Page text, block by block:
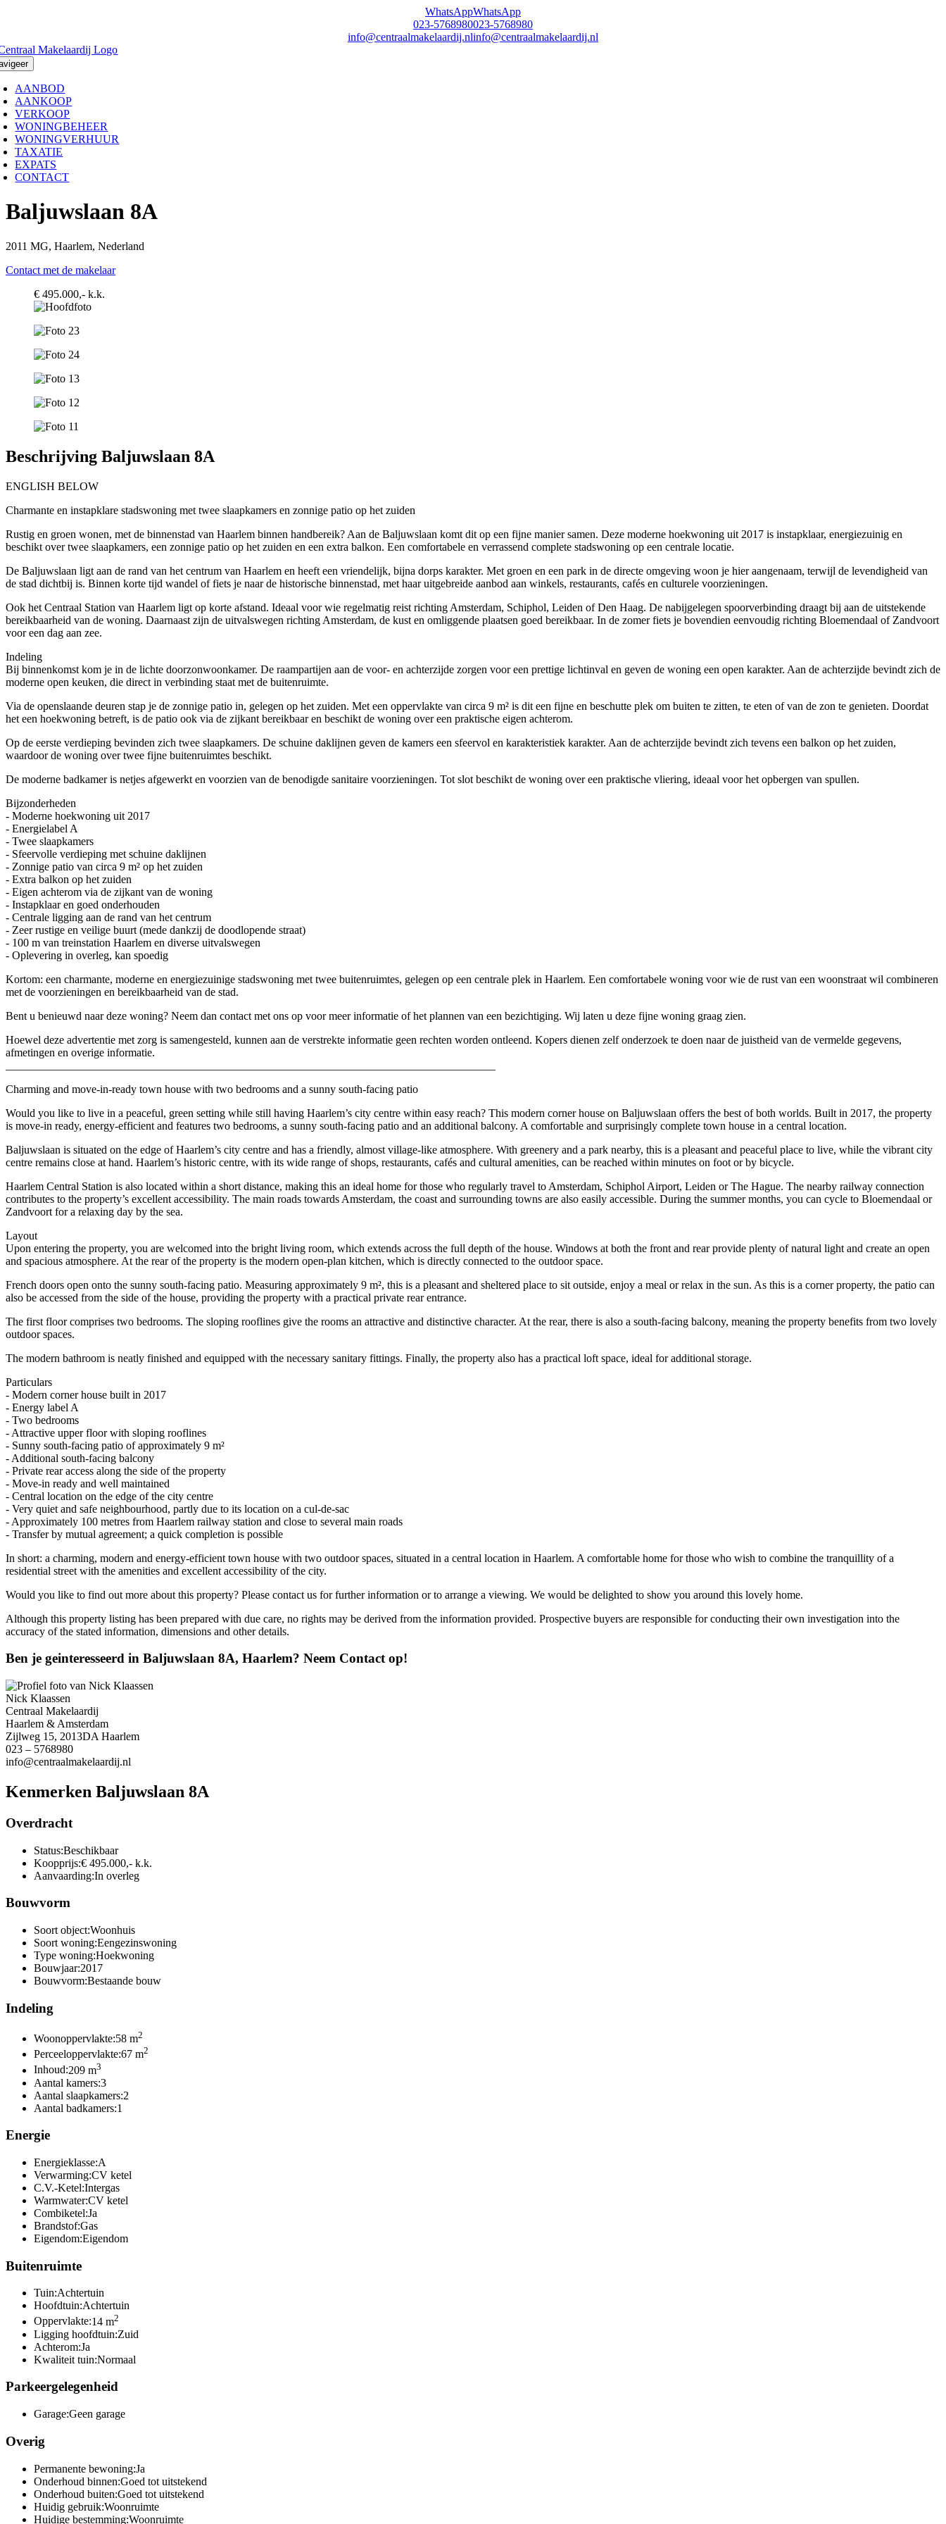
WhatsAppWhatsApp
023-5768980023-5768980
info@centraalmakelaardij.nlinfo@centraalmakelaardij.nl
AANBOD
AANKOOP
VERKOOP
WONINGBEHEER
WONINGVERHUUR
TAXATIE
EXPATS
CONTACT
Baljuwslaan 8A
2011 MG, Haarlem, Nederland
Contact met de makelaar
€ 495.000,- k.k.
Beschrijving Baljuwslaan 8A
ENGLISH BELOW
Charmante en instapklare stadswoning met twee slaapkamers en zonnige patio op het zuiden
Rustig en groen wonen, met de binnenstad van Haarlem binnen handbereik? Aan de Baljuwslaan komt dit op een fijne manier samen. Deze moderne hoekwoning uit 2017 is instapklaar, energiezuinig en
beschikt over twee slaapkamers, een zonnige patio op het zuiden en een extra balkon. Een comfortabele en verrassend complete stadswoning op een centrale locatie.
De Baljuwslaan ligt aan de rand van het centrum van Haarlem en heeft een vriendelijk, bijna dorps karakter. Met groen en een park in de directe omgeving woon je hier aangenaam, terwijl de levendigheid van
de stad dichtbij is. Binnen korte tijd wandel of fiets je naar de historische binnenstad, met haar uitgebreide aanbod aan winkels, restaurants, cafés en culturele voorzieningen.
Ook het Centraal Station van Haarlem ligt op korte afstand. Ideaal voor wie regelmatig reist richting Amsterdam, Schiphol, Leiden of Den Haag. De nabijgelegen spoorverbinding draagt bij aan de uitstekende
bereikbaarheid van de woning. Daarnaast zijn de uitvalswegen richting Amsterdam, de kust en omliggende plaatsen goed bereikbaar. In de zomer fiets je bovendien eenvoudig richting Bloemendaal of Zandvoort
voor een dag aan zee.
Indeling
Bij binnenkomst kom je in de lichte doorzonwoonkamer. De raampartijen aan de voor- en achterzijde zorgen voor een prettige lichtinval en geven de woning een open karakter. Aan de achterzijde bevindt zich de
moderne open keuken, die direct in verbinding staat met de buitenruimte.
Via de openslaande deuren stap je de zonnige patio in, gelegen op het zuiden. Met een oppervlakte van circa 9 m² is dit een fijne en beschutte plek om buiten te zitten, te eten of van de zon te genieten. Doordat
het een hoekwoning betreft, is de patio ook via de zijkant bereikbaar en beschikt de woning over een praktische eigen achterom.
Op de eerste verdieping bevinden zich twee slaapkamers. De schuine daklijnen geven de kamers een sfeervol en karakteristiek karakter. Aan de achterzijde bevindt zich tevens een balkon op het zuiden,
waardoor de woning over twee fijne buitenruimtes beschikt.
De moderne badkamer is netjes afgewerkt en voorzien van de benodigde sanitaire voorzieningen. Tot slot beschikt de woning over een praktische vliering, ideaal voor het opbergen van spullen.
Bijzonderheden
- Moderne hoekwoning uit 2017
- Energielabel A
- Twee slaapkamers
- Sfeervolle verdieping met schuine daklijnen
- Zonnige patio van circa 9 m² op het zuiden
- Extra balkon op het zuiden
- Eigen achterom via de zijkant van de woning
- Instapklaar en goed onderhouden
- Centrale ligging aan de rand van het centrum
- Zeer rustige en veilige buurt (mede dankzij de doodlopende straat)
- 100 m van treinstation Haarlem en diverse uitvalswegen
- Oplevering in overleg, kan spoedig
Kortom: een charmante, moderne en energiezuinige stadswoning met twee buitenruimtes, gelegen op een centrale plek in Haarlem. Een comfortabele woning voor wie de rust van een woonstraat wil combineren
met de voorzieningen en bereikbaarheid van de stad.
Bent u benieuwd naar deze woning? Neem dan contact met ons op voor meer informatie of het plannen van een bezichtiging. Wij laten u deze fijne woning graag zien.
Hoewel deze advertentie met zorg is samengesteld, kunnen aan de verstrekte informatie geen rechten worden ontleend. Kopers dienen zelf onderzoek te doen naar de juistheid van de vermelde gegevens,
afmetingen en overige informatie.
Charming and move-in-ready town house with two bedrooms and a sunny south-facing patio
Would you like to live in a peaceful, green setting while still having Haarlem’s city centre within easy reach? This modern corner house on Baljuwslaan offers the best of both worlds. Built in 2017, the property
is move-in ready, energy-efficient and features two bedrooms, a sunny south-facing patio and an additional balcony. A comfortable and surprisingly complete town house in a central location.
Baljuwslaan is situated on the edge of Haarlem’s city centre and has a friendly, almost village-like atmosphere. With greenery and a park nearby, this is a pleasant and peaceful place to live, while the vibrant city
centre remains close at hand. Haarlem’s historic centre, with its wide range of shops, restaurants, cafés and cultural amenities, can be reached within minutes on foot or by bicycle.
Haarlem Central Station is also located within a short distance, making this an ideal home for those who regularly travel to Amsterdam, Schiphol Airport, Leiden or The Hague. The nearby railway connection
contributes to the property’s excellent accessibility. The main roads towards Amsterdam, the coast and surrounding towns are also easily accessible. During the summer months, you can cycle to Bloemendaal or
Zandvoort for a relaxing day by the sea.
Layout
Upon entering the property, you are welcomed into the bright living room, which extends across the full depth of the house. Windows at both the front and rear provide plenty of natural light and create an open
and spacious atmosphere. At the rear of the property is the modern open-plan kitchen, which is directly connected to the outdoor space.
French doors open onto the sunny south-facing patio. Measuring approximately 9 m², this is a pleasant and sheltered place to sit outside, enjoy a meal or relax in the sun. As this is a corner property, the patio can
also be accessed from the side of the house, providing the property with a practical private rear entrance.
The first floor comprises two bedrooms. The sloping rooflines give the rooms an attractive and distinctive character. At the rear, there is also a south-facing balcony, meaning the property benefits from two lovely
outdoor spaces.
The modern bathroom is neatly finished and equipped with the necessary sanitary fittings. Finally, the property also has a practical loft space, ideal for additional storage.
Particulars
- Modern corner house built in 2017
- Energy label A
- Two bedrooms
- Attractive upper floor with sloping rooflines
- Sunny south-facing patio of approximately 9 m²
- Additional south-facing balcony
- Private rear access along the side of the property
- Move-in ready and well maintained
- Central location on the edge of the city centre
- Very quiet and safe neighbourhood, partly due to its location on a cul-de-sac
- Approximately 100 metres from Haarlem railway station and close to several main roads
- Transfer by mutual agreement; a quick completion is possible
In short: a charming, modern and energy-efficient town house with two outdoor spaces, situated in a central location in Haarlem. A comfortable home for those who wish to combine the tranquillity of a
residential street with the amenities and excellent accessibility of the city.
Would you like to find out more about this property? Please contact us for further information or to arrange a viewing. We would be delighted to show you around this lovely home.
Although this property listing has been prepared with due care, no rights may be derived from the information provided. Prospective buyers are responsible for conducting their own investigation into the
accuracy of the stated information, dimensions and other details.
Ben je geinteresseerd in Baljuwslaan 8A, Haarlem? Neem Contact op!
Nick Klaassen
Centraal Makelaardij
Haarlem & Amsterdam
Zijlweg 15, 2013DA Haarlem
023 – 5768980
info@centraalmakelaardij.nl
Kenmerken Baljuwslaan 8A
Overdracht
Status:Beschikbaar
Koopprijs:€ 495.000,- k.k.
Aanvaarding:In overleg
Bouwvorm
Soort object:Woonhuis
Soort woning:Eengezinswoning
Type woning:Hoekwoning
Bouwjaar:2017
Bouwvorm:Bestaande bouw
Indeling
Woonoppervlakte:58 m2
Perceeloppervlakte:67 m2
Inhoud:209 m3
Aantal kamers:3
Aantal slaapkamers:2
Aantal badkamers:1
Energie
Energieklasse:A
Verwarming:CV ketel
C.V.-Ketel:Intergas
Warmwater:CV ketel
Combiketel:Ja
Brandstof:Gas
Eigendom:Eigendom
Buitenruimte
Tuin:Achtertuin
Hoofdtuin:Achtertuin
Oppervlakte:14 m2
Ligging hoofdtuin:Zuid
Achterom:Ja
Kwaliteit tuin:Normaal
Parkeergelegenheid
Garage:Geen garage
Overig
Permanente bewoning:Ja
Onderhoud binnen:Goed tot uitstekend
Onderhoud buiten:Goed tot uitstekend
Huidig gebruik:Woonruimte
Huidige bestemming:Woonruimte